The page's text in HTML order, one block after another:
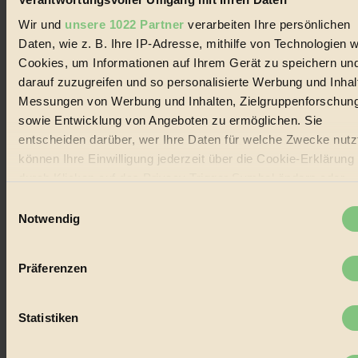
Wir und unsere 1022 Partner verarbeiten Ihre persönlichen
Daten, wie z. B. Ihre IP-Adresse, mithilfe von Technologien
Cookies, um Informationen auf Ihrem Gerät zu speichern
darauf zuzugreifen und so personalisierte Werbung und
Messungen von Werbung und Inhalten,
sowie Entwicklung von Angeboten zu ermöglichen. Sie
entscheiden darüber, wer Ihre Daten für welche Zwecke
können Ihre Einwilligung jederzeit über die Cookie-Erklärung
Informationen über Ihre geografische Lage erfassen,
welche bis auf einige Meter genau sein können
Merkmalen (Fingerprinting) identifizieren
Notwendig
Präferenzen
Statistiken
Social Media
22.601 Fans auf Facebook
3.415 Follower auf Twitter
Folge uns auf Instagram
Themen
Bio
Vegan